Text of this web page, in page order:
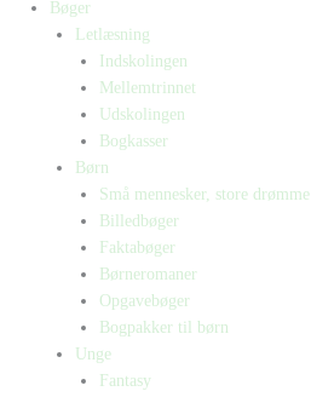
Bøger
Letlæsning
Indskolingen
Mellemtrinnet
Udskolingen
Bogkasser
Børn
Små mennesker, store drømme
Billedbøger
Faktabøger
Børneromaner
Opgavebøger
Bogpakker til børn
Unge
Fantasy